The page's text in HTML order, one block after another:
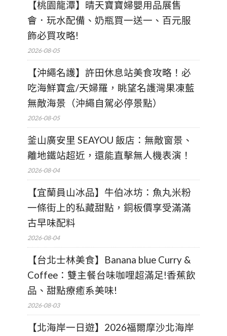
【桃園龍潭】晴天寶寶婦嬰用品展售
會．玩水配備、奶瓶買一送一、百元服
飾必買攻略!
2026-08-05
【沖繩名護】許田休息站美食攻略！必
吃海鮮寶盒/天婦羅，眺望名護灣果凍藍
無敵海景（沖繩自駕必停景點）
2026-08-05
釜山廣安里 SEAYOU 飯店：無敵窗景、
離地鐵站超近，還能直擊無人機表演！
2026-08-04
【宜蘭員山冰品】牛伯冰坊：魚丸米粉
一條街上的私藏甜點，銅板價享受滿滿
古早味配料
2026-08-04
【台北士林美食】Banana blue Curry &
Coffee：雙主餐台味咖哩超滿足!香蕉飲
品、甜點療癒系美味!
2026-08-03
【北海岸一日遊】2026福爾摩沙北海岸